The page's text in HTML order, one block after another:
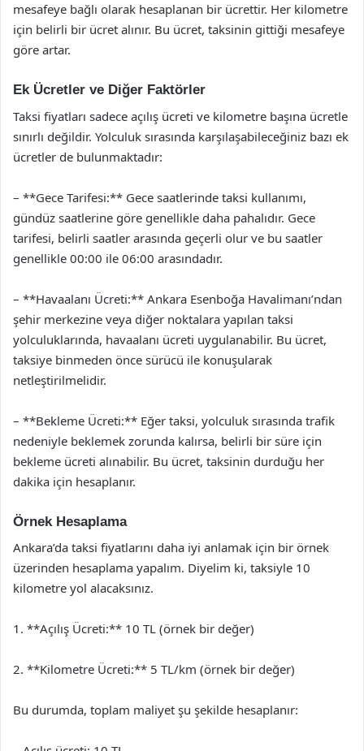
mesafeye bağlı olarak hesaplanan bir ücrettir. Her kilometre
için belirli bir ücret alınır. Bu ücret, taksinin gittiği mesafeye
göre artar.
Ek Ücretler ve Diğer Faktörler
Taksi fiyatları sadece açılış ücreti ve kilometre başına ücretle
sınırlı değildir. Yolculuk sırasında karşılaşabileceğiniz bazı ek
ücretler de bulunmaktadır:
– **Gece Tarifesi:** Gece saatlerinde taksi kullanımı,
gündüz saatlerine göre genellikle daha pahalıdır. Gece
tarifesi, belirli saatler arasında geçerli olur ve bu saatler
genellikle 00:00 ile 06:00 arasındadır.
– **Havaalanı Ücreti:** Ankara Esenboğa Havalimanı’ndan
şehir merkezine veya diğer noktalara yapılan taksi
yolculuklarında, havaalanı ücreti uygulanabilir. Bu ücret,
taksiye binmeden önce sürücü ile konuşularak
netleştirilmelidir.
– **Bekleme Ücreti:** Eğer taksi, yolculuk sırasında trafik
nedeniyle beklemek zorunda kalırsa, belirli bir süre için
bekleme ücreti alınabilir. Bu ücret, taksinin durduğu her
dakika için hesaplanır.
Örnek Hesaplama
Ankara’da taksi fiyatlarını daha iyi anlamak için bir örnek
üzerinden hesaplama yapalım. Diyelim ki, taksiyle 10
kilometre yol alacaksınız.
1. **Açılış Ücreti:** 10 TL (örnek bir değer)
2. **Kilometre Ücreti:** 5 TL/km (örnek bir değer)
Bu durumda, toplam maliyet şu şekilde hesaplanır: